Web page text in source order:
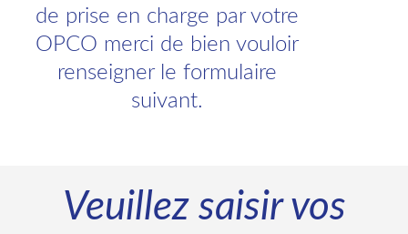
de prise en charge par votre
OPCO merci de bien vouloir
renseigner le formulaire
suivant.
Veuillez saisir vos